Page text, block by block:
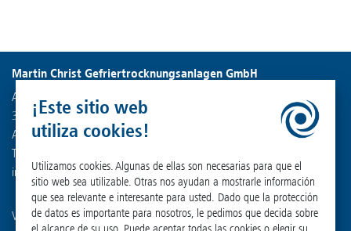
Martin Christ Gefriertrocknungsanlagen GmbH
An der Unteren Söse 50
37520 Osterode am Harz
Alemania
Teléfono +49 (0) 55 22 50 07-0
info
@martinchrist.de
Visite nuestros otros canales:
¡Este sitio web
utiliza cookies!
Utilizamos cookies. Algunas de ellas son necesarias para que el
sitio web sea utilizable. Otras nos ayudan a mostrarle información
que sea relevante e interesante para usted. Dado que la protección
de datos es importante para nosotros, le pedimos que decida sobre